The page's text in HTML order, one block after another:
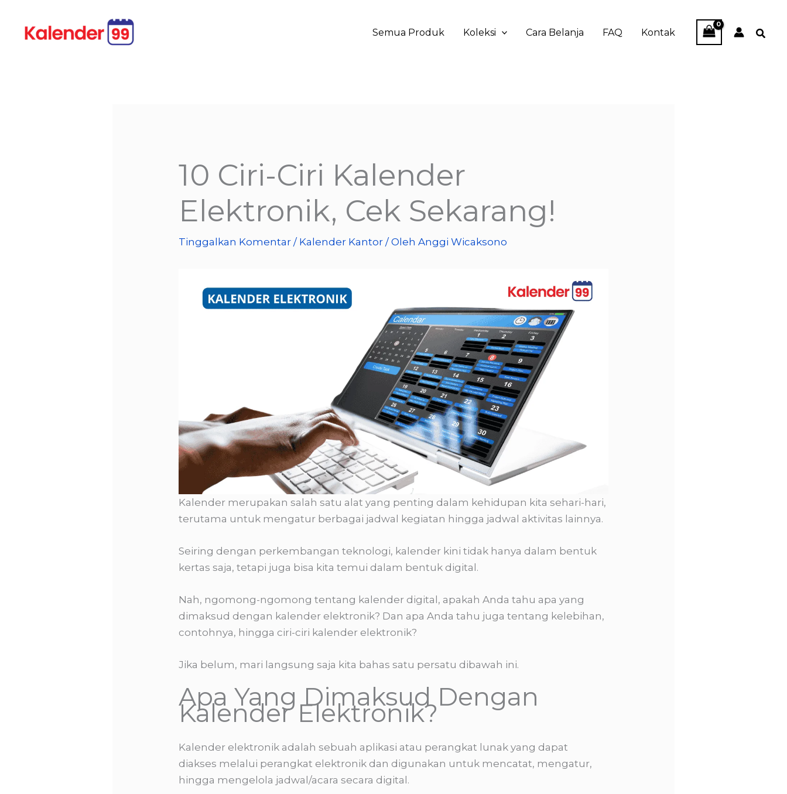
konten
Semua Produk Koleksi Cara Belanja FAQ Kontak
10 Ciri-Ciri Kalender
Elektronik, Cek Sekarang!
Tinggalkan Komentar / Kalender Kantor / OlehAnggi Wicaksono
Kalender merupakan salah satu alat yang penting dalam kehidupan kita sehari-hari,
terutama untuk mengatur berbagai jadwal kegiatan hingga jadwal aktivitas lainnya.
Seiring dengan perkembangan teknologi, kalender kini tidak hanya dalam bentuk
kertas saja, tetapi juga bisa kita temui dalam bentuk digital.
Nah, ngomong-ngomong tentang kalender digital, apakah Anda tahu apa yang
dimaksud dengan kalender elektronik? Dan apa Anda tahu juga tentang kelebihan,
contohnya, hingga ciri-ciri kalender elektronik?
Jika belum, mari langsung saja kita bahas satu persatu dibawah ini.
Apa Yang Dimaksud Dengan
Kalender Elektronik?
Kalender elektronik adalah sebuah aplikasi atau perangkat lunak yang dapat
diakses melalui perangkat elektronik dan digunakan untuk mencatat, mengatur,
hingga mengelola jadwal/acara secara digital.